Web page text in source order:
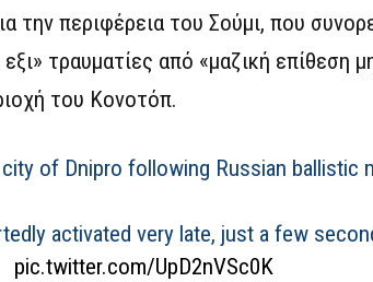
περιφέρεια του Σούμι, που
τραυματίες από «μαζική
του Κονοτόπ.
of Dnipro following Russian ballistic
activated very late, just a few
pic.twitter.com/UpD2nVSc0K